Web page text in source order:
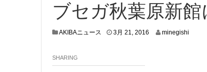
ブセガ秋葉原新館
AKIBAニュース 3月 21, 2016 minegishi
SHARING